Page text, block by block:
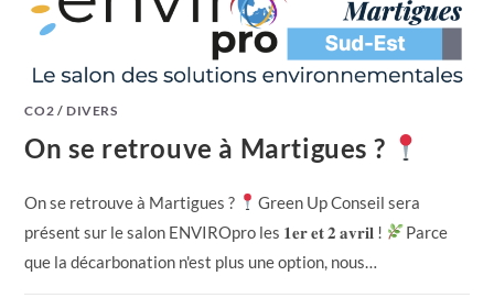
CO2 / DIVERS
On se retrouve à Martigues ?
On se retrouve à Martigues ?
Green Up Conseil sera
présent sur le salon ENVIROpro les 𝟏𝐞𝐫 𝐞𝐭 𝟐 𝐚𝐯𝐫𝐢𝐥 !
Parce
que la décarbonation n'est plus une option, nous…